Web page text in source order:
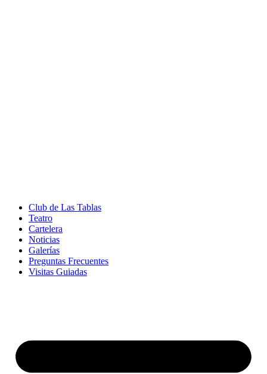
Club de Las Tablas
Teatro
Cartelera
Noticias
Galerías
Preguntas Frecuentes
Visitas Guiadas